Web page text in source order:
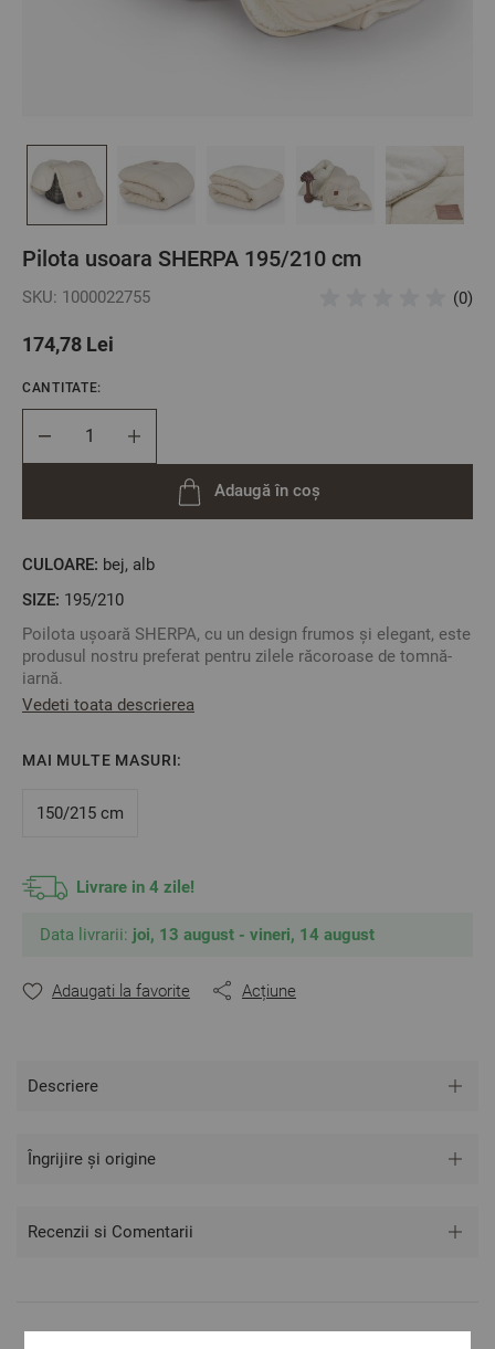
Pilota usoara SHERPA 195/210 cm
SKU: 1000022755 (0)
174,78 Lei
CULOARE: bej, alb
SIZE: 195/210
Poilota ușoară SHERPA, cu un design frumos și elegant, este
produsul nostru preferat pentru zilele răcoroase de tomnă-
iarnă.
Una din părți este bej, matlasată, cu etichetă luxoasă din
Această pilotă este foarte moale, călduroasă și extrem de
Marime: 195/210 cm
Vedeti toata descrierea
MAI MULTE MASURI:
150/215 cm
Livrare in 4 zile!
Data livrarii: joi, 13 august - vineri, 14 august
CANTITATE:
Adaugă în coș
Adaugati la favorite Acțiune
Descriere
Îngrijire și origine
Recenzii si Comentarii